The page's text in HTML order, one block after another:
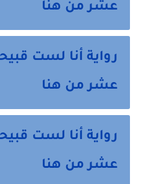
عشر من هنا
رواية أنا لست
عشر من هنا
رواية أنا لست
عشر من هنا